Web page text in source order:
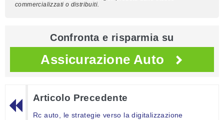
commercializzati o distribuiti.
Confronta e risparmia su
Assicurazione Auto
Articolo Precedente
Rc auto, le strategie verso la digitalizzazione